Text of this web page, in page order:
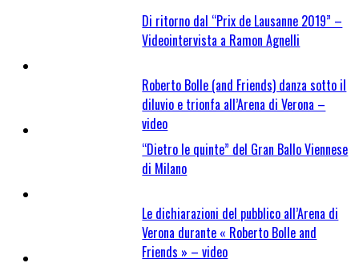
Di ritorno dal “Prix de Lausanne 2019” –
Videointervista a Ramon Agnelli
Roberto Bolle (and Friends) danza sotto il
diluvio e trionfa all’Arena di Verona –
video
“Dietro le quinte” del Gran Ballo Viennese
di Milano
Le dichiarazioni del pubblico all’Arena di
Verona durante « Roberto Bolle and
Friends » – video